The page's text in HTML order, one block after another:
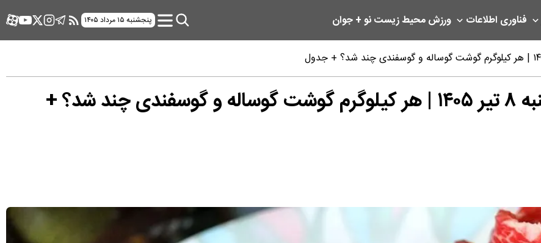
فناوری اطلاعات ورزشمحیط زیستنو + جوان پنجشنبه ۱۵ مرداد ۱۴۰۵
لیست قیمت گوشت قرمز امروز دوشنبه ۸ تیر ۱۴۰۵ | هر کیلوگرم گوشت گوساله و گوسفندی چند شد؟ +